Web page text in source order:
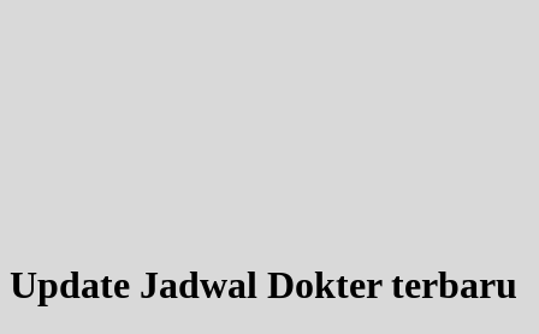
Update Jadwal Dokter terbaru